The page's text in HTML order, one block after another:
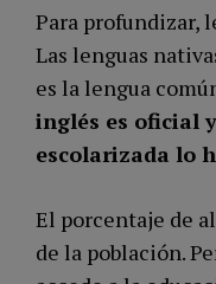
Para profundizar,
Las lenguas
es la lengua
inglés es oficial
escolarizada lo
El porcentaje de
de la población.